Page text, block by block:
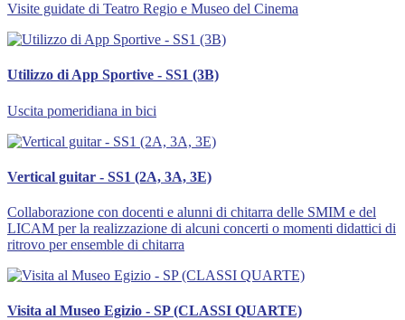
Visite guidate di Teatro Regio e Museo del Cinema
Utilizzo di App Sportive - SS1 (3B)
Uscita pomeridiana in bici
Vertical guitar - SS1 (2A, 3A, 3E)
Collaborazione con docenti e alunni di chitarra delle SMIM e del
LICAM per la realizzazione di alcuni concerti o momenti didattici di
ritrovo per ensemble di chitarra
Visita al Museo Egizio - SP (CLASSI QUARTE)